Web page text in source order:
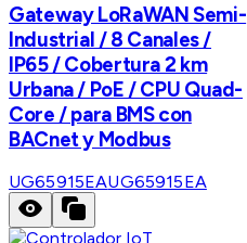
Gateway LoRaWAN Semi-
Industrial / 8 Canales /
IP65 / Cobertura 2 km
Urbana / PoE / CPU Quad-
Core / para BMS con
BACnet y Modbus
UG65915EAUG65915EA